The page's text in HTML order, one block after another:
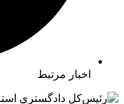
اخبار مرتبط